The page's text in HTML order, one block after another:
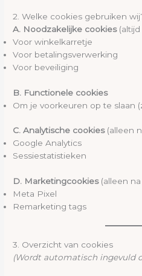
2. Welke cookies gebruiken
A. Noodzakelijke cookies(altijd
Voor winkelkarretje
Voor betalingsverwerking
Voor beveiliging
B. Functionele cookies
Om je voorkeuren op te slaan
C. Analytische cookies(alleen
Google Analytics
Sessiestatistieken
D. Marketingcookies(alleen
Meta Pixel
Remarketing tags
3. Overzicht van cookies
(Wordt automatisch ingevuld